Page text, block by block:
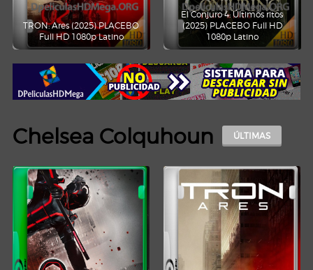
TRON: Ares (2025) PLACEBO
Full HD 1080p Latino
El Conjuro 4: Últimos ritos
(2025) PLACEBO Full HD
1080p Latino
Chelsea Colquhoun ÚLTIMAS